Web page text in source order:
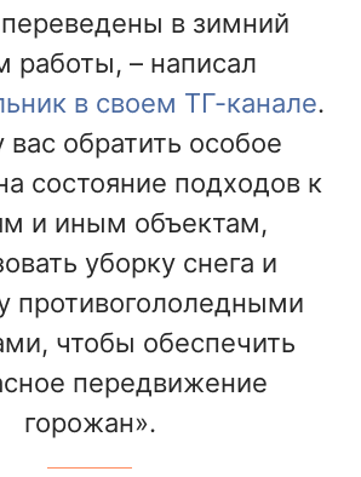
в зимний
работы, – написал
в своем ТГ-канале.
обратить особое
состояние подходов к
и иным объектам,
уборку снега и
противогололедными
чтобы обеспечить
передвижение
горожан».